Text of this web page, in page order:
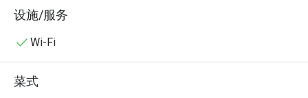
律的碰撞声，以及师傅们专业地扇着炉火的身影，共同交
织出让人身临其境的氛围。这家深受本地人喜爱的宝藏小
店，是所有在吉隆坡寻觅正宗日式居酒屋体验的人，绝不
无论是想快速解决晚餐，或与好友畅聊整晚，这里的独特
设施/服务
Wi-Fi
菜式